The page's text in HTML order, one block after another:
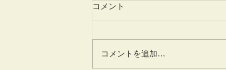
コメント
コメントを追加…